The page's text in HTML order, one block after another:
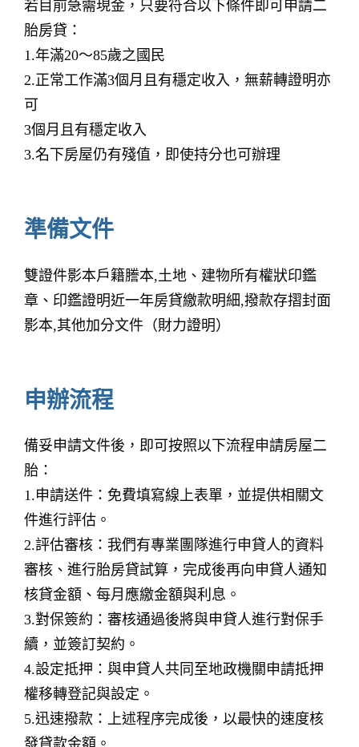
若目前急需現金，只要符合以下條件即可申請二
胎房貸：
1.年滿20～85歲之國民
2.正常工作滿3個月且有穩定收入，無薪轉證明亦
可
3個月且有穩定收入
3.名下房屋仍有殘值，即使持分也可辦理
準備文件
雙證件影本戶籍謄本,土地、建物所有權狀印鑑
章、印鑑證明近一年房貸繳款明細,撥款存摺封面
影本,其他加分文件（財力證明）
申辦流程
備妥申請文件後，即可按照以下流程申請房屋二
胎：
1.申請送件：免費填寫線上表單，並提供相關文
件進行評估。
2.評估審核：我們有專業團隊進行申貸人的資料
審核、進行胎房貸試算，完成後再向申貸人通知
核貸金額、每月應繳金額與利息。
3.對保簽約：審核通過後將與申貸人進行對保手
續，並簽訂契約。
4.設定抵押：與申貸人共同至地政機關申請抵押
權移轉登記與設定。
5.迅速撥款：上述程序完成後，以最快的速度核
發貸款金額。